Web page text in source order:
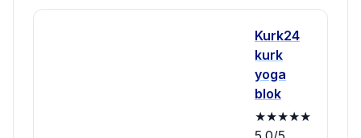
Kurk24
kurk
yoga
blok
★★★★★